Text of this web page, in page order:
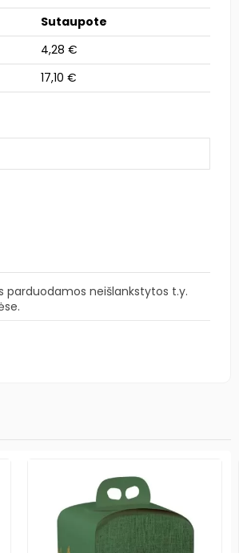
Sutaupote
4,28 €
17,10 €
parduodamos neišlankstytos t.y.